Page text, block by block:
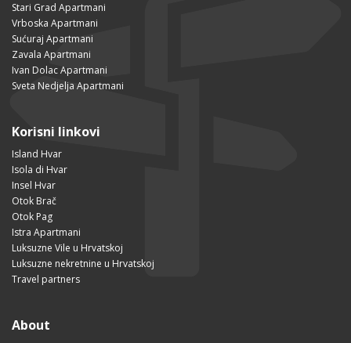
Stari Grad Apartmani
Vrboska Apartmani
Sućuraj Apartmani
Zavala Apartmani
Ivan Dolac Apartmani
Sveta Nedjelja Apartmani
Korisni linkovi
Island Hvar
Isola di Hvar
Insel Hvar
Otok Brač
Otok Pag
Istra Apartmani
Luksuzne Vile u Hrvatskoj
Luksuzne nekretnine u Hrvatskoj
Travel partners
About